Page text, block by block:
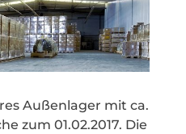
Außenlager mit ca.
zum 01.02.2017. Die